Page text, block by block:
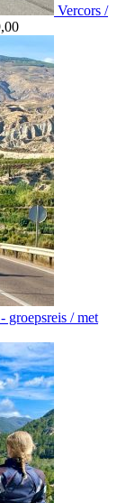
Vercors /
groepsreis / met